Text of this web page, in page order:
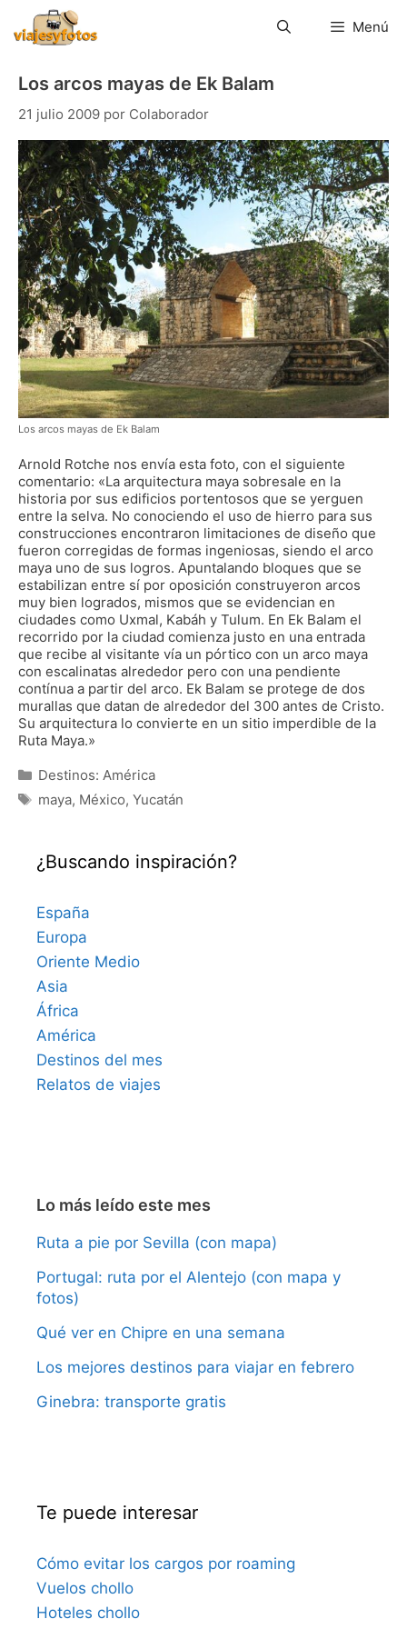
contenido
Menú
Los arcos mayas de Ek Balam
21 julio 2009 por Colaborador
Los arcos mayas de Ek Balam
Arnold Rotche nos envía esta foto, con el siguiente
comentario: «La arquitectura maya sobresale en la
historia por sus edificios portentosos que se yerguen
entre la selva. No conociendo el uso de hierro para sus
construcciones encontraron limitaciones de diseño que
fueron corregidas de formas ingeniosas, siendo el arco
maya uno de sus logros. Apuntalando bloques que se
estabilizan entre sí por oposición construyeron arcos
muy bien logrados, mismos que se evidencian en
ciudades como Uxmal, Kabáh y Tulum. En Ek Balam el
recorrido por la ciudad comienza justo en una entrada
que recibe al visitante vía un pórtico con un arco maya
con escalinatas alrededor pero con una pendiente
contínua a partir del arco. Ek Balam se protege de dos
murallas que datan de alrededor del 300 antes de Cristo.
Su arquitectura lo convierte en un sitio imperdible de la
Ruta Maya.»
Categorías
Destinos: América
Etiquetas
maya, México, Yucatán
¿Buscando inspiración?
España
Europa
Oriente Medio
Asia
África
América
Destinos del mes
Relatos de viajes
Lo más leído este mes
Ruta a pie por Sevilla (con mapa)
Portugal: ruta por el Alentejo (con mapa y
fotos)
Qué ver en Chipre en una semana
Los mejores destinos para viajar en febrero
Ginebra: transporte gratis
Te puede interesar
Cómo evitar los cargos por roaming
Vuelos chollo
Hoteles chollo